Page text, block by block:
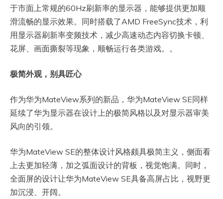
于市面上常规的60Hz刷新率的显示器，能够提供更加顺
滑流畅的显示效果。同时搭载了AMD FreeSync技术，利
用显示器刷新率变频技术，减少高速动态内容切换卡顿、
花屏、画面撕裂等现象，顺畅运行各类游戏。。
极简外观，别具匠心
作为华为MateView系列的新品，华为MateView SE同样
延续了华为显示器在设计上的极简风格以及对显示器审美
风向的引领。
华为MateView SE的整体设计风格颇具极简主义，侧面看
上去更加轻薄，加之弧面设计的背板，视觉饱满。同时，
全面屏的设计让华为MateView SE具备高屏占比，视野更
加沉浸、开阔。